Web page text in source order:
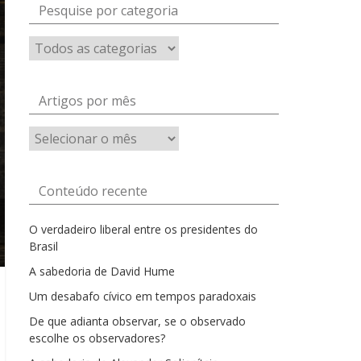
Pesquise por categoria
Artigos por mês
Artigos
por
Conteúdo recente
O verdadeiro liberal entre os presidentes do
Brasil
A sabedoria de David Hume
Um desabafo cívico em tempos paradoxais
De que adianta observar, se o observado
escolhe os observadores?